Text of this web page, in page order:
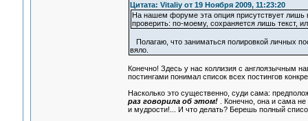
Цитата: Vitaliy от 19 Ноября 2009, 11:23:20
На нашем форуме эта опция присутствует
проверить: по-моему, сохраняется лишь текст,
Полагаю, что заниматься полировкой личных
вяло.
Конечно! Здесь у нас коллизия с англоязычным
постингами понимал список всех постингов
Насколько это существенно, суди сама:
раз говорила об этом!. Конечно, она и сама не
и мудрости!... И что делать? Берешь полный